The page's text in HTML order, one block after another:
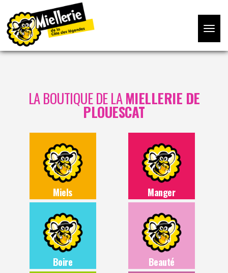
Toggle
LA BOUTIQUE DE LAMIELLERIE DE
PLOUESCAT
Miels Manger
Boire Beauté